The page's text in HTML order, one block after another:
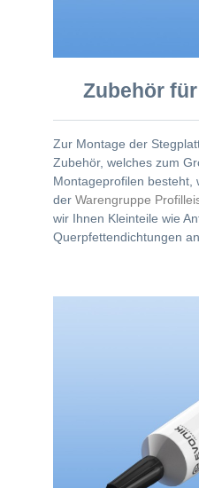
Zubehör
Zur Montage der
Zubehör, welches zum
Montageprofilen besteht,
der Warengruppe
wir Ihnen Kleinteile wie
Querpfettendichtungen an.